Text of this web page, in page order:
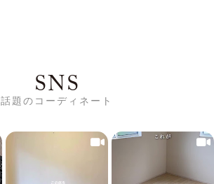
SNS
話題のコーディネート